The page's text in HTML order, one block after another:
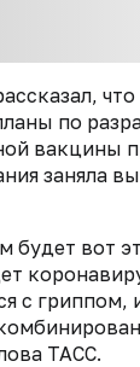
по
вакцины
заняла
будет вот
с гриппом,
ТАСС.